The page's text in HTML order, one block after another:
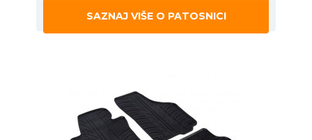
SAZNAJ VIŠE O PATOSNICI